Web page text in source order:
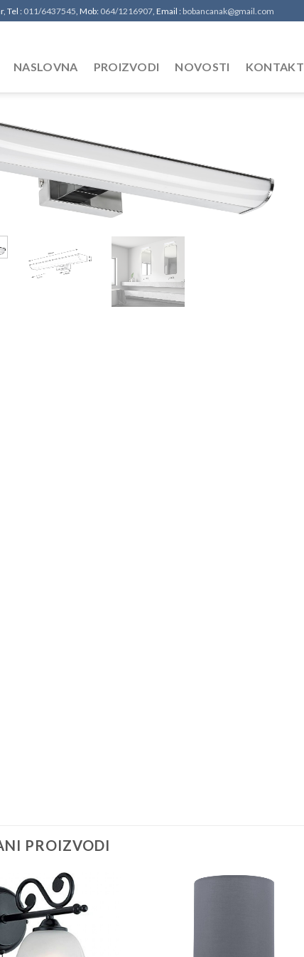
Tel : 011/6437545 , Mob: 064/1216907 , Email : bobancanak@gmail.com
NASLOVNA PROIZVODI NOVOSTI KONTAKT
PROIZVODI